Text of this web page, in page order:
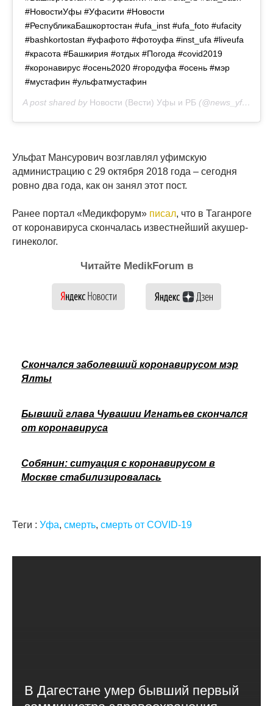
#НовостиУфы #Уфасити #Новости
#РеспубликаБашкортостан #ufa_inst #ufa_foto #ufacity
#bashkortostan #уфафото #фотоуфа #inst_ufa #liveufa
#красота #Башкирия #отдых #Погода #covid2019
#коронавирус #осень2020 #городуфа #осень #мэр
#мустафин #ульфатмустафин
A post shared by Новости (Вести) Уфы и РБ (@news_yfa_rb) on
Ульфат Мансурович возглавлял уфимскую
администрацию с 29 октября 2018 года – сегодня
ровно два года, как он занял этот пост.
Ранее портал «Медикфорум» писал, что в Таганроге
от коронавируса скончалась известнейший акушер-
гинеколог.
Читайте MedikForum в
Скончался заболевший коронавирусом мэр
Ялты
Бывший глава Чувашии Игнатьев скончался
от коронавируса
Собянин: ситуация с коронавирусом в
Москве стабилизировалась
Теги : Уфа, смерть, смерть от COVID-19
В Дагестане умер бывший первый